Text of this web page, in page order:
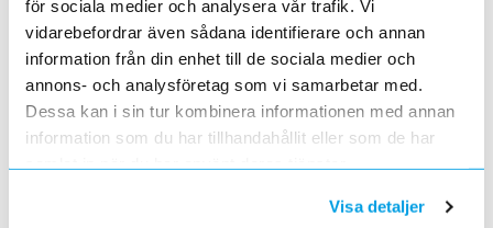
för sociala medier och analysera vår trafik. Vi
vidarebefordrar även sådana identifierare och annan
information från din enhet till de sociala medier och
annons- och analysföretag som vi samarbetar med.
Dessa kan i sin tur kombinera informationen med annan
information som du har tillhandahållit eller som de har
samlat in när du har använt deras tjänster.
Visa detaljer
Förändringar på Kassasidan
2023-01-10
Förändrade priser 2023-01-03
2022-11-30
Elektroskandia Täby flyttar den 31 oktober